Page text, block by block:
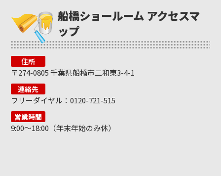
船橋ショールーム アクセスマ
ップ
住所
〒274-0805 千葉県船橋市二和東3-4-1
連絡先
フリーダイヤル：0120-721-515
営業時間
9:00～18:00（年末年始のみ休）